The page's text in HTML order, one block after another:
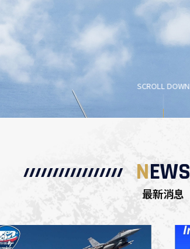
SCROLL DOWN
NEWS
最新消息